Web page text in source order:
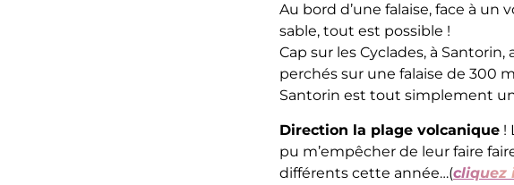
Au bord d’une falaise, face à un
sable, tout est possible !
Cap sur les Cyclades, à
perchés sur une falaise de 300
Santorin est tout simplement
Direction la plage volcanique !
pu m’empêcher de leur faire
différents cette année…(cliquez